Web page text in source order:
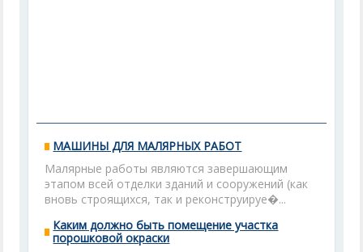
МАШИНЫ ДЛЯ МАЛЯРНЫХ РАБОТ
Малярные работы являются завершающим
этапом всей отделки зданий и сооружений (как
вновь строящихся, так и реконструируе�...
Каким должно быть помещение участка
порошковой окраски